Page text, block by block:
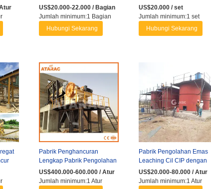
Konveyor untuk Situs ...
US$20.000-22.000 / Bagian
Jumlah minimum:1 Bagian
Hubungi Sekarang
untuk Agregat Tambang
US$20.000 / set
Jumlah minimum:1 set
Hubungi Sekarang
Pabrik Penghancuran
Lengkap Pabrik Pengolahan
Penghancur Pabrik Batu ...
US$400.000-600.000 / Atur
Jumlah minimum:1 Atur
Pabrik Pengolahan Emas
Leaching Cil CIP dengan
Ekstraksi Emas Batu Keras,
...
US$20.000-80.000 / Atur
Jumlah minimum:1 Atur